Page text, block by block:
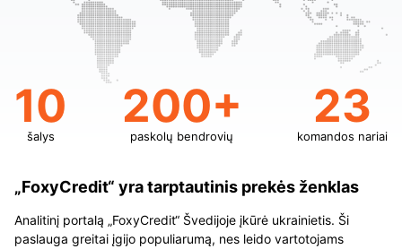
10
šalys
200+
paskolų bendrovių
23
komandos nariai
„FoxyCredit“ yra tarptautinis prekės ženklas
Analitinį portalą „FoxyCredit“ Švedijoje įkūrė ukrainietis. Ši
paslauga greitai įgijo populiarumą, nes leido vartotojams